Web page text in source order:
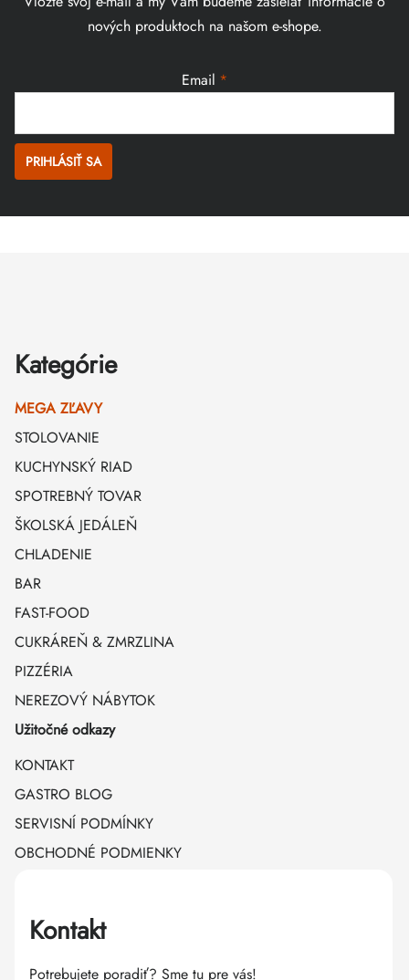
nových produktoch na našom e-shope.
Email
PRIHLÁSIŤ SA
Kategórie
MEGA ZĽAVY
STOLOVANIE
KUCHYNSKÝ RIAD
SPOTREBNÝ TOVAR
ŠKOLSKÁ JEDÁLEŇ
CHLADENIE
BAR
FAST-FOOD
CUKRÁREŇ & ZMRZLINA
PIZZÉRIA
NEREZOVÝ NÁBYTOK
Užitočné odkazy
KONTAKT
GASTRO BLOG
SERVISNÍ PODMÍNKY
OBCHODNÉ PODMIENKY
Kontakt
Potrebujete poradiť? Sme tu pre vás!